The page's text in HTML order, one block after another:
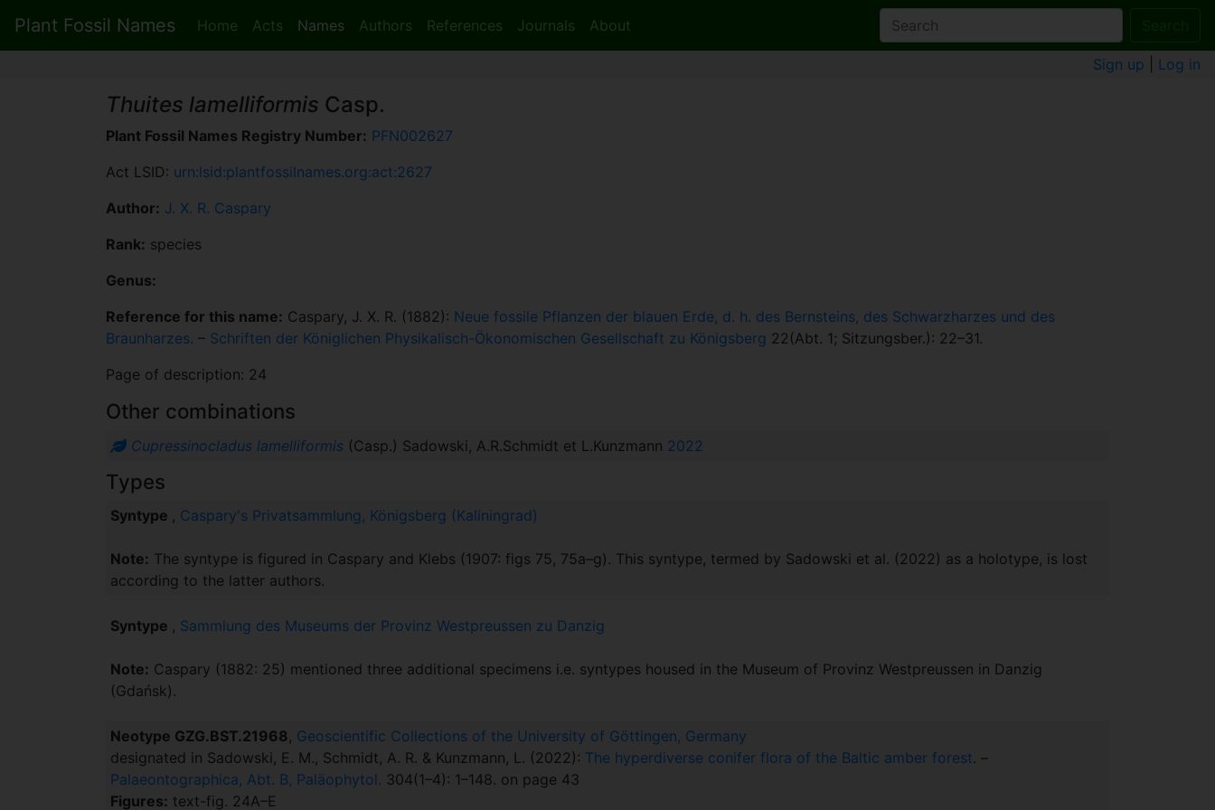
Plant Fossil Names Home Acts Names Authors References Journals About
Sign up Log in
Thuites lamelliformis Casp.
Plant Fossil Names Registry Number: PFN002627
Act LSID: urn:lsid:plantfossilnames.org:act:2627
Author: J. X. R. Caspary
Rank: species
Genus:
Reference for this name: Caspary, J. X. R. (1882): Neue fossile Pflanzen der blauen Erde, d. h. des Bernsteins, des Schwarzharzes und des
Braunharzes. – Schriften der Königlichen Physikalisch-Ökonomischen Gesellschaft zu Königsberg 22(Abt. 1; Sitzungsber.): 22–31.
Page of description: 24
Other combinations
Cupressinocladus lamelliformis(Casp.) Sadowski, A.R.Schmidt et L.Kunzmann 2022
Types
Syntype , Caspary's Privatsammlung, Königsberg (Kaliningrad)
Note: The syntype is figured in Caspary and Klebs (1907: figs 75, 75a–g). This syntype, termed by Sadowski et al. (2022) as a holotype, is lost
according to the latter authors.
Syntype , Sammlung des Museums der Provinz Westpreussen zu Danzig
Note: Caspary (1882: 25) mentioned three additional specimens i.e. syntypes housed in the Museum of Provinz Westpreussen in Danzig
(Gdańsk).
Neotype GZG.BST.21968 Geoscientific Collections of the University of Göttingen, Germany
designated in Sadowski, E. M., Schmidt, A. R. & Kunzmann, L. (2022): The hyperdiverse conifer flora of the Baltic amber forest. –
Palaeontographica, Abt. B, Paläophytol. 304(1–4): 1–148. on page 43
Figures: text-fig. 24A–E